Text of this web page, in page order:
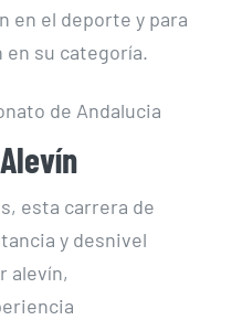
en el deporte y para
en su categoría.
esta carrera de
y desnivel
alevín,